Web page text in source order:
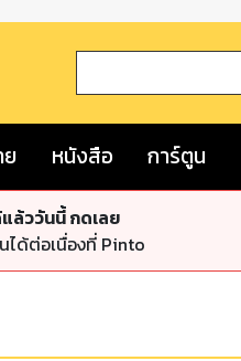
หนังสือ การ์ตูน
ล้ววันนี้ กดเลย
ได้ต่อเนื่องที่ Pinto